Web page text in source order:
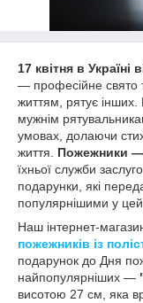
17 квітня в
— професійне свято
життям, рятує інших.
мужнім
умовах, долаючи
життя. Пожежники —
їхньої служби
подарунки, які
популярнішими у цей
Наш інтернет-
пожежників із
подарунок до Дня
найпопулярніших —
висотою 27 см, яка